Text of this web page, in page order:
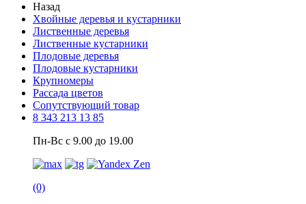
Назад
Хвойные деревья и кустарники
Лиственные деревья
Лиственные кустарники
Плодовые деревья
Плодовые кустарники
Крупномеры
Рассада цветов
Сопутствующий товар
8 343 213 13 85
Пн-Вс с 9.00 до 19.00
(0)